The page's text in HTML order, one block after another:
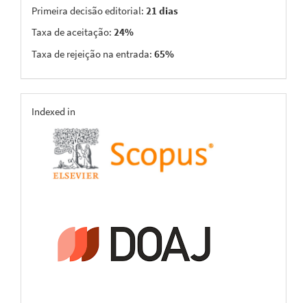
Primeira decisão editorial: 21 dias
Taxa de aceitação: 24%
Taxa de rejeição na entrada: 65%
indexing
Indexed in